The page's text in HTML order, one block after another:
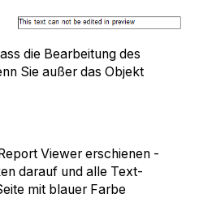
die Bearbeitung des
Sie außer das Objekt
Viewer erschienen -
darauf und alle Text-
mit blauer Farbe